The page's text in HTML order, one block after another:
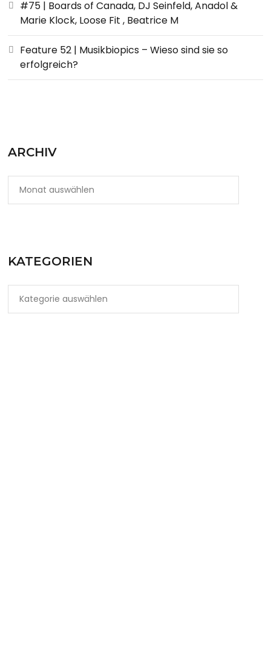
#75 | Boards of Canada, DJ Seinfeld, Anadol &
Marie Klock, Loose Fit , Beatrice M
Feature 52 | Musikbiopics – Wieso sind sie so
erfolgreich?
ARCHIV
KATEGORIEN